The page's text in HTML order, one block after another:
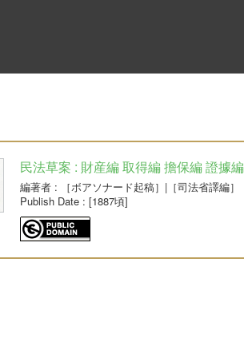
民法草案 : 財産編 取得編 擔保編 證據編
編著者: ［ボアソナード起稿］|［司法省譯編］
Publish Date: [1887頃]